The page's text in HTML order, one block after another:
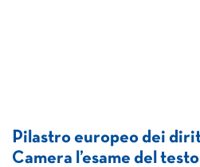
Pilastro europeo dei
Camera l’esame del testo